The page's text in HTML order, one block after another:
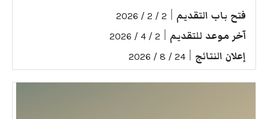
فتح باب التقديم 2 / 2 / 2026
آخر موعد للتقديم 2 / 4 / 2026
إعلان النتائج 24 / 8 / 2026